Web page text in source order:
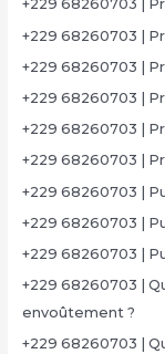
+229 68260703 |
+229 68260703 |
+229 68260703 |
+229 68260703 |
+229 68260703 |
+229 68260703 |
+229 68260703 |
+229 68260703 |
+229 68260703 |
+229 68260703 |
envoûtement ?
+229 68260703 |